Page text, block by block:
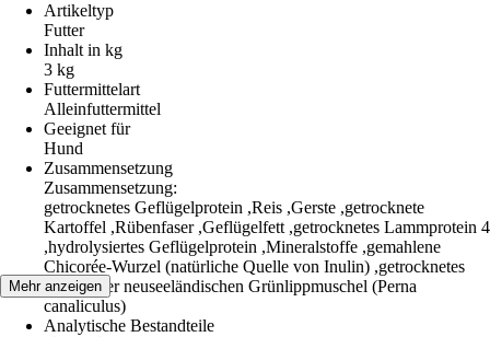
Artikeltyp
Futter
Inhalt in kg
3 kg
Futtermittelart
Alleinfuttermittel
Geeignet für
Hund
Zusammensetzung
Zusammensetzung:
getrocknetes Geflügelprotein ,Reis ,Gerste ,getrocknete
Kartoffel ,Rübenfaser ,Geflügelfett ,getrocknetes Lammprotein 4
,hydrolysiertes Geflügelprotein ,Mineralstoffe ,gemahlene
Chicorée-Wurzel (natürliche Quelle von Inulin) ,getrocknetes
Protein der neuseeländischen Grünlippmuschel (Perna
canaliculus)
Analytische Bestandteile
Mehr anzeigen